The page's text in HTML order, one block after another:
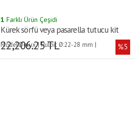
1 Farklı Ürün Çeşidi
Kürek sörfü veya pasarella tutucu kit
Model:Delux | Pulpit Ø:22-28 mm |
22,206.25 TL %5